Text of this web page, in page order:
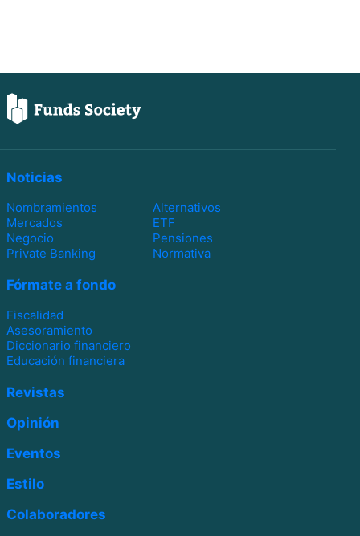
Noticias
Nombramientos
Alternativos
Mercados
ETF
Negocio
Pensiones
Private Banking
Normativa
Fórmate a fondo
Fiscalidad
Asesoramiento
Diccionario financiero
Educación financiera
Revistas
Opinión
Eventos
Estilo
Colaboradores